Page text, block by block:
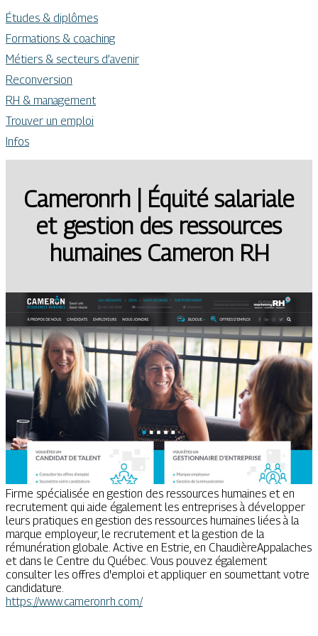
Études & diplômes
Formations & coaching
Métiers & secteurs d’avenir
Reconversion
RH & management
Trouver un emploi
Infos
Cameronrh | Équité salariale
et gestion des ressources
humaines Cameron RH
Firme spécialisée en gestion des ressources humaines et en
recrutement qui aide également les entreprises à développer
leurs pratiques en gestion des ressources humaines liées à la
marque employeur, le recrutement et la gestion de la
rémunération globale. Active en Estrie, en ChaudièreAppalaches
et dans le Centre du Québec. Vous pouvez également
consulter les offres d'emploi et appliquer en soumettant votre
candidature.
https://www.cameronrh.com/